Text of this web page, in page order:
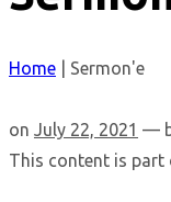
Home Sermon'e
on July 22, 2021 —
This content is part